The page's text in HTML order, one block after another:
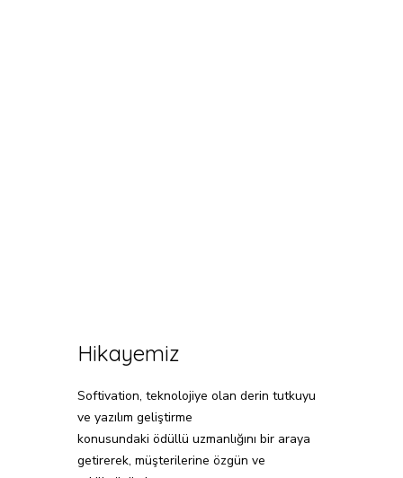
Hikayemiz
Softivation, teknolojiye olan derin tutkuyu
ve yazılım geliştirme
konusundaki ödüllü uzmanlığını bir araya
getirerek, müşterilerine özgün ve